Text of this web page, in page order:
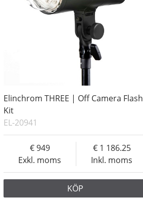
Elinchrom THREE | Off Camera Flash
Kit
EL-20941
Exkl. moms
949
Inkl. moms
1 186.25
KÖP